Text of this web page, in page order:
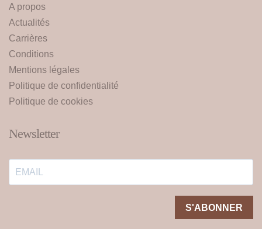
A propos
Actualités
Carrières
Conditions
Mentions légales
Politique de confidentialité
Politique de cookies
Newsletter
S'ABONNER